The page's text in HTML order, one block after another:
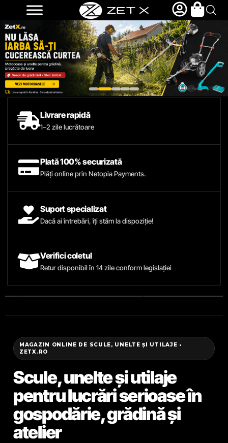
Livrare rapidă
1–2 zile lucrătoare
Plată 100% securizată
Plăți online prin Netopia Payments.
Suport specializat
Dacă ai întrebări, îți stăm la dispoziție!
Verifici coletul
Retur disponibil în 14 zile conform legislației
MAGAZIN ONLINE DE SCULE, UNELTE ȘI UTILAJE •
ZETX.RO
Scule, unelte și utilaje
pentru lucrări serioase în
gospodărie, grădină și
atelier